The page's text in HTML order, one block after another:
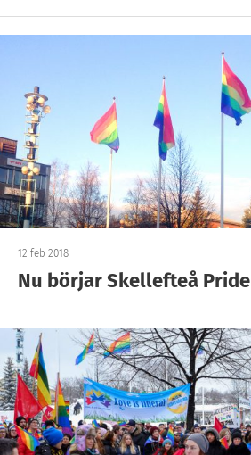
12 feb 2018
Nu börjar Skellefteå Pride